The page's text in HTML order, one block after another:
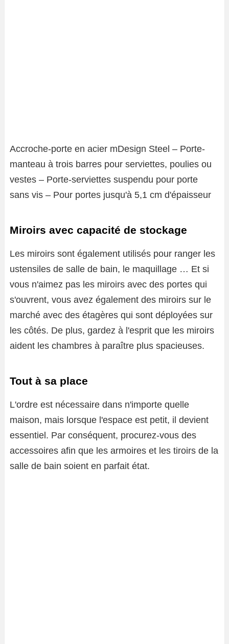
Accroche-porte en acier mDesign Steel – Porte-
manteau à trois barres pour serviettes, poulies ou
vestes – Porte-serviettes suspendu pour porte
sans vis – Pour portes jusqu'à 5,1 cm d'épaisseur
Miroirs avec capacité de stockage
Les miroirs sont également utilisés pour ranger les
ustensiles de salle de bain, le maquillage … Et si
vous n'aimez pas les miroirs avec des portes qui
s'ouvrent, vous avez également des miroirs sur le
marché avec des étagères qui sont déployées sur
les côtés. De plus, gardez à l'esprit que les miroirs
aident les chambres à paraître plus spacieuses.
Tout à sa place
L'ordre est nécessaire dans n'importe quelle
maison, mais lorsque l'espace est petit, il devient
essentiel. Par conséquent, procurez-vous des
accessoires afin que les armoires et les tiroirs de la
salle de bain soient en parfait état.